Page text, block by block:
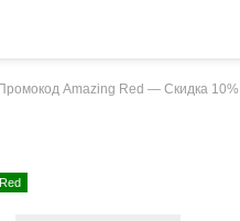
Промокод Amazing Red — Скидка